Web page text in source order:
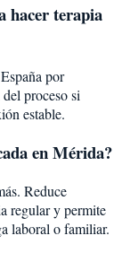
hacer terapia
por
proceso si
estable.
en Mérida?
Reduce
regular y permite
laboral o familiar.